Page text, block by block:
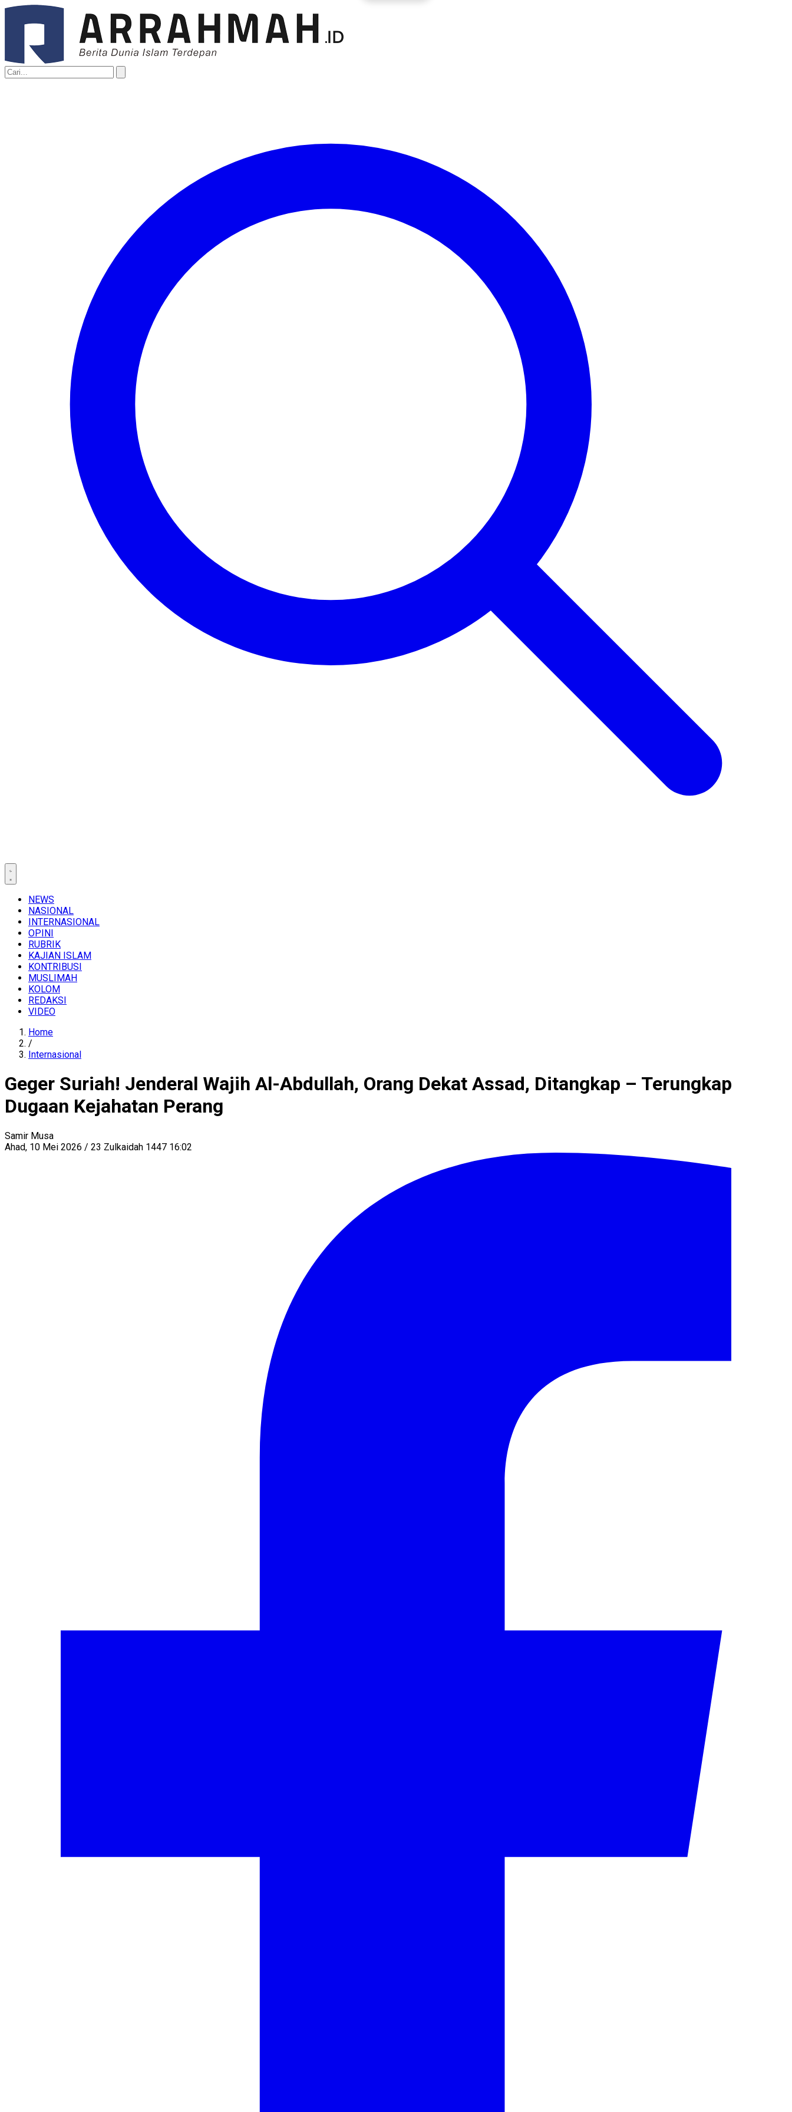
NEWS
NASIONAL
INTERNASIONAL
OPINI
RUBRIK
KAJIAN ISLAM
KONTRIBUSI
MUSLIMAH
KOLOM
REDAKSI
VIDEO
Home
/
Internasional
Geger Suriah! Jenderal Wajih Al-Abdullah, Orang Dekat Assad, Ditangkap – Terungkap
Dugaan Kejahatan Perang
Samir Musa
Ahad, 10 Mei 2026 / 23 Zulkaidah 1447 16:02